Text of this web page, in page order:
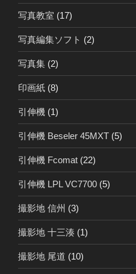
写真教室 (17)
写真編集ソフト (2)
写真集 (2)
印画紙 (8)
引伸機 (1)
引伸機 Beseler 45MXT (5)
引伸機 Fcomat (22)
引伸機 LPL VC7700 (5)
撮影地 信州 (3)
撮影地 十三湊 (1)
撮影地 尾道 (10)